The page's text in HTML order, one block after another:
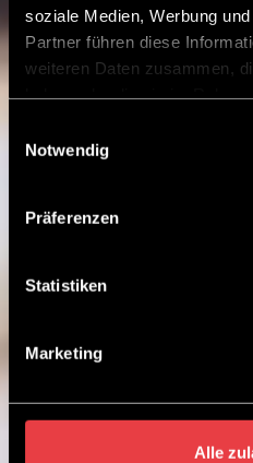
soziale Medien, Werbung
Partner führen diese
weiteren Daten zusammen,
Notwendig
Präferenzen
Statistiken
Marketing
Alle